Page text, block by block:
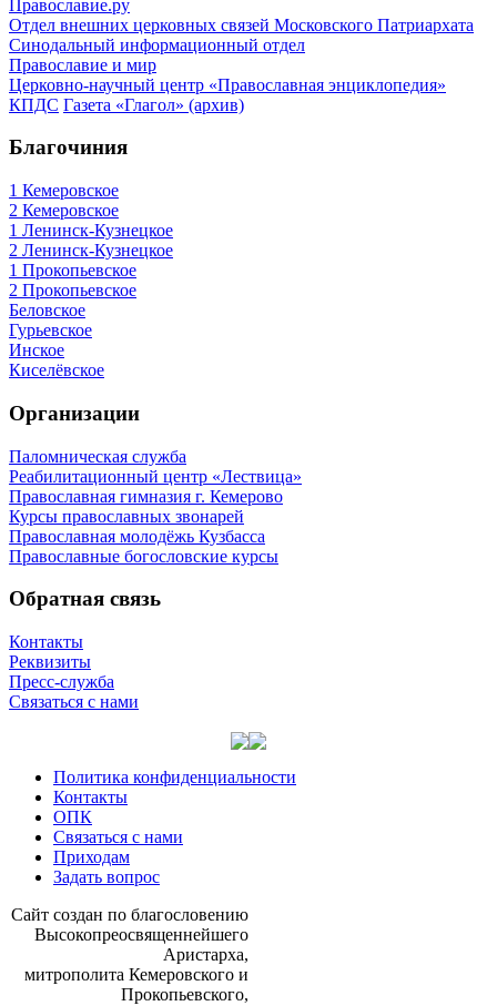
Православие.ру
Отдел внешних церковных связей Московского Патриархата
Синодальный информационный отдел
Православие и мир
Церковно-научный центр «Православная энциклопедия»
КПДС Газета «Глагол» (архив)
Благочиния
1 Кемеровское
2 Кемеровское
1 Ленинск-Кузнецкое
2 Ленинск-Кузнецкое
1 Прокопьевское
2 Прокопьевское
Беловское
Гурьевское
Инское
Киселёвское
Организации
Паломническая служба
Реабилитационный центр «Лествица»
Православная гимназия г. Кемерово
Курсы православных звонарей
Православная молодёжь Кузбасса
Православные богословские курсы
Обратная связь
Контакты
Реквизиты
Пресс-служба
Связаться с нами
Политика конфиденциальности
Контакты
ОПК
Связаться с нами
Приходам
Задать вопрос
Сайт со­здан по бла­го­сло­ве­нию
Вы­со­ко­прео­свя­щен­ней­ше­го
Ари­стар­ха,
мит­ро­по­ли­та Ке­ме­ров­ско­го и
Про­ко­пьев­ско­го,